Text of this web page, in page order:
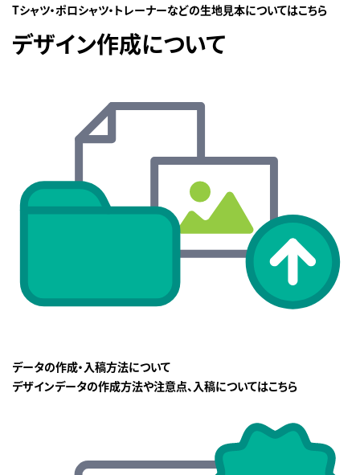
Tシャツ・ポロシャツ・トレーナーなどの生地見本についてはこちら
デザイン作成について
データの作成・入稿方法について
デザインデータの作成方法や注意点、入稿についてはこちら